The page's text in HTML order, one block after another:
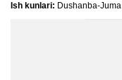
Ish kunlari: Dushanba-Juma